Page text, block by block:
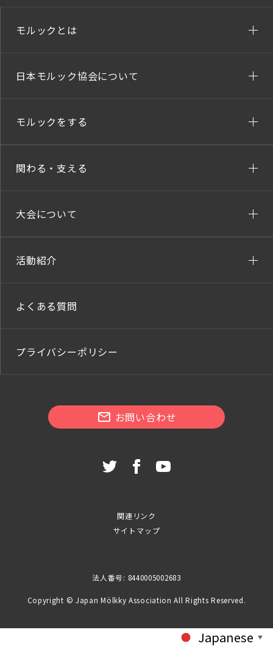
モルックとは
日本モルック協会について
モルックをする
関わる・支える
大会について
活動紹介
よくある質問
プライバシーポリシー
お問い合わせ
関連リンク
サイトマップ
法人番号: 8440005002683
Copyright © Japan Mölkky Association All Rights Reserved.
Japanese ▼